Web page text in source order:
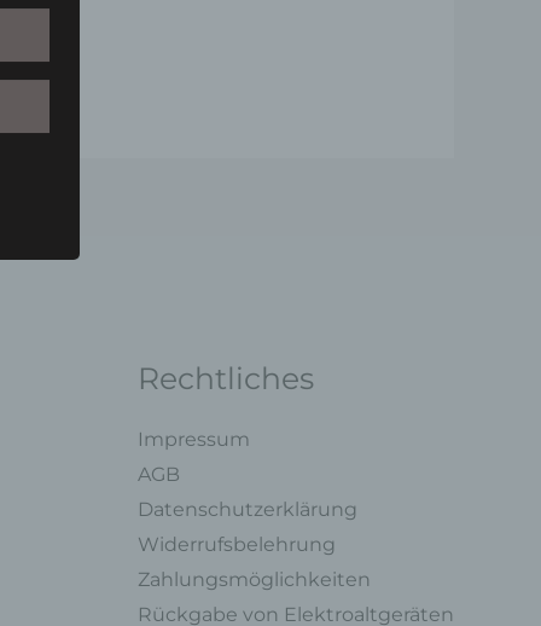
Rechtliches
Impressum
AGB
Datenschutzerklärung
Widerrufsbelehrung
Zahlungsmöglichkeiten
Rückgabe von Elektroaltgeräten
mit